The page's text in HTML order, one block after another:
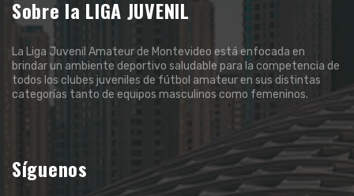
Sobre la LIGA JUVENIL
La Liga Juvenil Amateur de Montevideo está enfocada en
brindar un ambiente deportivo saludable para la competencia de
todos los clubes juveniles de fútbol amateur en sus distintas
categorías tanto de equipos masculinos como femeninos.
Síguenos